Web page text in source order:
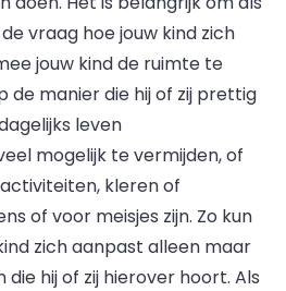
vraag hoe jouw kind zich
jouw kind de ruimte te
de manier die hij of zij prettig
leven
mogelijk te vermijden, of
kleren of
of voor meisjes zijn. Zo kun
zich aanpast alleen maar
hij of zij hierover hoort. Als